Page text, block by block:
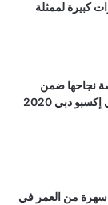
الخلايا،
علم الأحياء.
كبيرة لممثلة
نجاحها ضمن
دبي 2020
سهرة من العمر في